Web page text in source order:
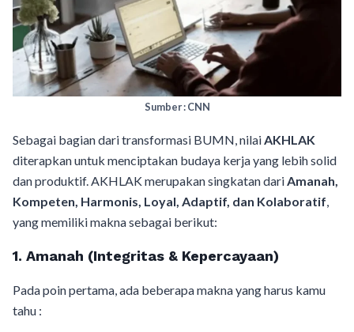
Sumber : CNN
Sebagai bagian dari transformasi BUMN, nilai AKHLAK
diterapkan untuk menciptakan budaya kerja yang lebih solid
dan produktif. AKHLAK merupakan singkatan dari Amanah,
Kompeten, Harmonis, Loyal, Adaptif, dan Kolaboratif
yang memiliki makna sebagai berikut:
1. Amanah (Integritas & Kepercayaan)
Pada poin pertama, ada beberapa makna yang harus kamu
tahu :